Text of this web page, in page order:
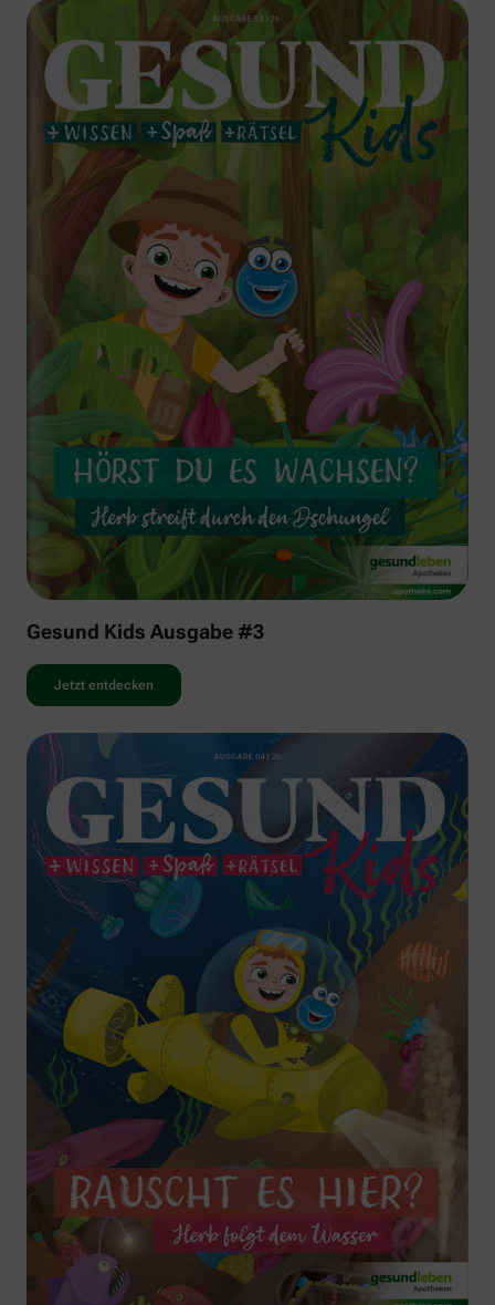
Gesund Kids Ausgabe #3
Jetzt entdecken